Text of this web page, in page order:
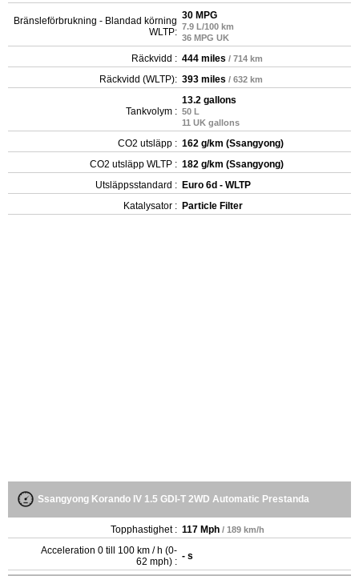
Bränsleförbrukning - Blandad körning
WLTP:
30 MPG
7.9 L/100 km
36 MPG UK
Räckvidd : 444 miles / 714 km
Räckvidd (WLTP): 393 miles / 632 km
Tankvolym :
13.2 gallons
50 L
11 UK gallons
CO2 utsläpp : 162 g/km (Ssangyong)
CO2 utsläpp WLTP : 182 g/km (Ssangyong)
Utsläppsstandard : Euro 6d - WLTP
Katalysator : Particle Filter
Ssangyong Korando IV 1.5 GDI-T 2WD Automatic Prestanda
Topphastighet : 117 Mph / 189 km/h
Acceleration 0 till 100 km / h (0-
62 mph) : - s